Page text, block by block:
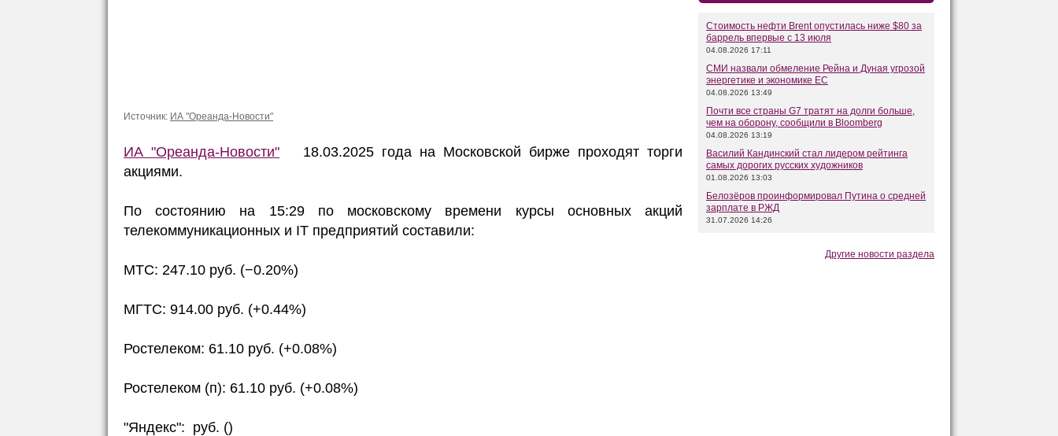
Источник: ИА "Ореанда-Новости"
ИА "Ореанда-Новости" 18.03.2025 года на Московской бирже проходят торги
акциями.
По состоянию на 15:29 по московскому времени курсы основных акций
телекоммуникационных и IT предприятий составили:
МТС: 247.10 руб. (−0.20%)
МГТС: 914.00 руб. (+0.44%)
Ростелеком: 61.10 руб. (+0.08%)
Ростелеком (п): 61.10 руб. (+0.08%)
"Яндекс": руб. ()
Стоимость нефти Brent опустилась ниже $80 за
баррель впервые с 13 июля
04.08.2026 17:11
СМИ назвали обмеление Рейна и Дуная угрозой
энергетике и экономике ЕС
04.08.2026 13:49
Почти все страны G7 тратят на долги больше,
чем на оборону, сообщили в Bloomberg
04.08.2026 13:19
Василий Кандинский стал лидером рейтинга
самых дорогих русских художников
01.08.2026 13:03
Белозёров проинформировал Путина о средней
зарплате в РЖД
31.07.2026 14:26
Другие новости раздела